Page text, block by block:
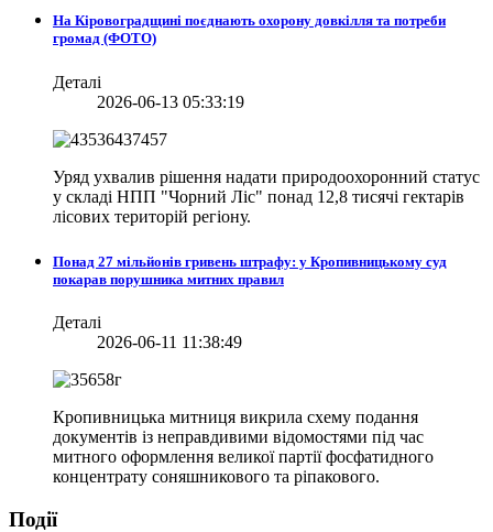
На Кіровоградщині поєднають охорону довкілля та потреби
громад (ФОТО)
Деталі
2026-06-13 05:33:19
Уряд ухвалив рішення надати природоохоронний статус
у складі НПП "Чорний Ліс" понад 12,8 тисячі гектарів
лісових територій регіону.
Понад 27 мільйонів гривень штрафу: у Кропивницькому суд
покарав порушника митних правил
Деталі
2026-06-11 11:38:49
Кропивницька митниця викрила схему подання
документів із неправдивими відомостями під час
митного оформлення великої партії фосфатидного
концентрату соняшникового та ріпакового.
Події